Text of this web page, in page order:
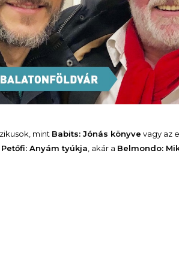
mint Babits: Jónás könyve vagy az
Petőfi: Anyám tyúkja , akár a Belmondo: